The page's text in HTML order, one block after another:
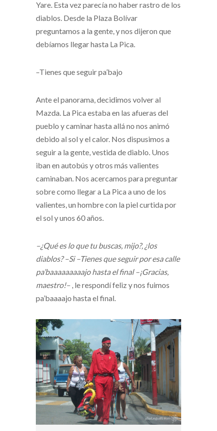
Yare. Esta vez parecía no haber rastro de los
diablos. Desde la Plaza Bolívar
preguntamos a la gente, y nos dijeron que
debíamos llegar hasta La Pica.
–Tienes que seguir pa’bajo
Ante el panorama, decidimos volver al
Mazda. La Pica estaba en las afueras del
pueblo y caminar hasta allá no nos animó
debido al sol y el calor. Nos dispusimos a
seguir a la gente, vestida de diablo. Unos
iban en autobús y otros más valientes
caminaban. Nos acercamos para preguntar
sobre como llegar a La Pica a uno de los
valientes, un hombre con la piel curtida por
el sol y unos 60 años.
–¿Qué es lo que tu buscas, mijo?, ¿los
diablos?–Si–Tienes que seguir por esa calle
pa’baaaaaaaaajo hasta el final–¡Gracias,
maestro!– , le respondí feliz y nos fuimos
pa’baaaajo hasta el final.